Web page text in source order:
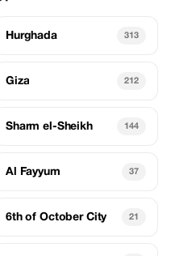
Hurghada 313
Giza 212
Sharm el-Sheikh 144
Al Fayyum 37
6th of October City 21